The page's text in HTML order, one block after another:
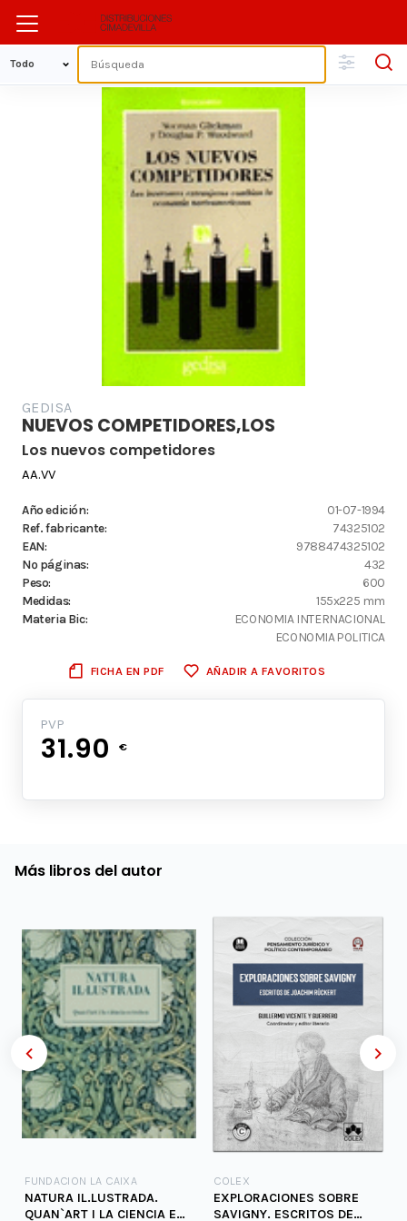
GEDISA
NUEVOS COMPETIDORES,LOS
Los nuevos competidores
AA.VV
Año edición:
01-07-1994
Ref. fabricante:
74325102
EAN:
9788474325102
Nº páginas:
432
Peso:
600
Medidas:
155x225 mm
Materia Bic:
ECONOMIA INTERNACIONAL
ECONOMIA POLITICA
FICHA EN PDF AÑADIR A FAVORITOS
PVP
31.90 €
Más libros del autor
FUNDACION LA CAIXA
NATURA IL.LUSTRADA.
QUAN`ART I LA CIENCIA ES
COLEX
EXPLORACIONES SOBRE
SAVIGNY. ESCRITOS DE